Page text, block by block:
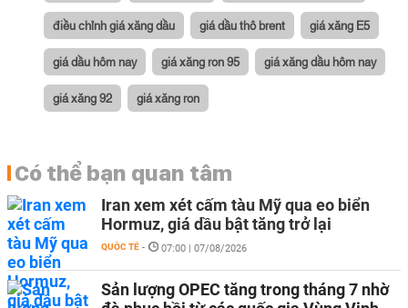
điều chỉnh giá xăng dầu giá dầu thô brent giá xăng E5
giá dầu hôm nay giá xăng ron 95 giá xăng dầu hôm nay
giá xăng 92 giá xăng ron
Có thể bạn quan tâm
Iran xem xét cấm tàu Mỹ qua eo biển
Hormuz, giá dầu bật tăng trở lại
QUỐC TẾ - 07:00 | 07/08/2026
Sản lượng OPEC tăng trong tháng 7 nhờ